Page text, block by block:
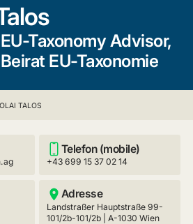
Taxonomy Advisor,
EU-Taxonomie
TALOS
Telefon (mobile)
+43 699 15 37 02 14
Adresse
Landstraßer Hauptstraße 99-
101/2b-101/2b | A-1030 Wien